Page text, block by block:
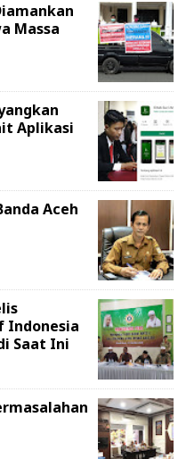
Massa
Aplikasi
Aceh
Indonesia
Saat Ini